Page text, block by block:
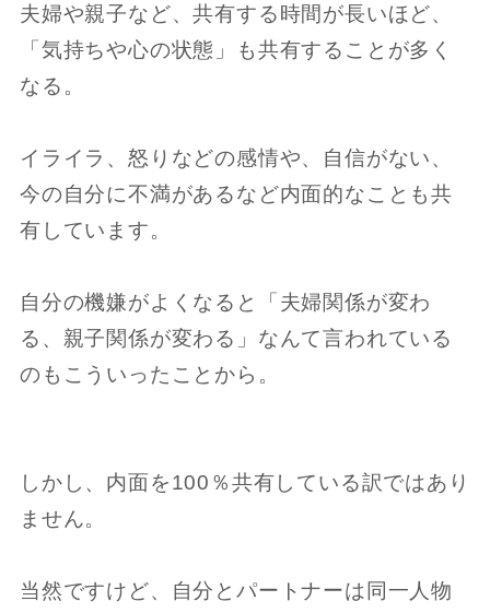
夫婦や親子など、共有する時間が長いほど、
「気持ちや心の状態」も共有することが多く
なる。
イライラ、怒りなどの感情や、自信がない、
今の自分に不満があるなど内面的なことも共
有しています。
自分の機嫌がよくなると「夫婦関係が変わ
る、親子関係が変わる」なんて言われている
のもこういったことから。
しかし、内面を100％共有している訳ではあり
ません。
当然ですけど、自分とパートナーは同一人物